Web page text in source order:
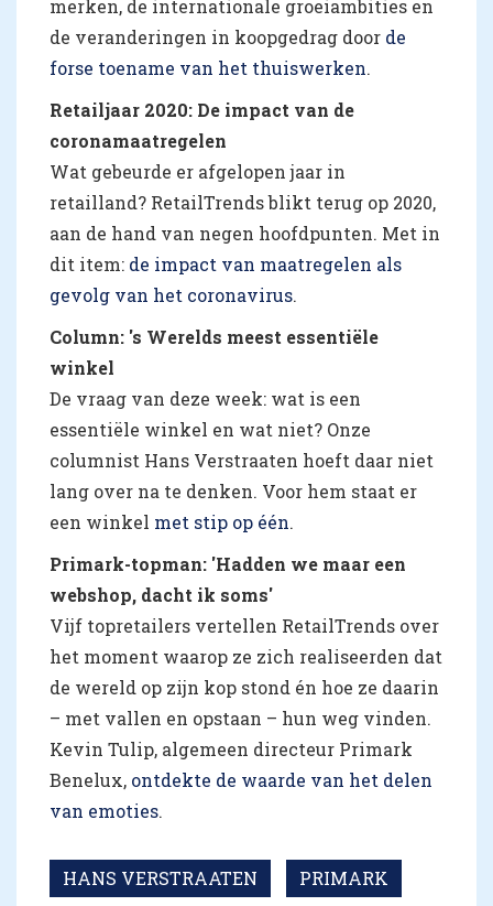
merken, de internationale groeiambities en
de veranderingen in koopgedrag door de
forse toename van het thuiswerken.
Retailjaar 2020: De impact van de
coronamaatregelen
Wat gebeurde er afgelopen jaar in
retailland? RetailTrends blikt terug op 2020,
aan de hand van negen hoofdpunten. Met in
dit item: de impact van maatregelen als
gevolg van het coronavirus.
Column: 's Werelds meest essentiële
winkel
De vraag van deze week: wat is een
essentiële winkel en wat niet? Onze
columnist Hans Verstraaten hoeft daar niet
lang over na te denken. Voor hem staat er
een winkel met stip op één.
Primark-topman: 'Hadden we maar een
webshop, dacht ik soms'
Vijf topretailers vertellen RetailTrends over
het moment waarop ze zich realiseerden dat
de wereld op zijn kop stond én hoe ze daarin
– met vallen en opstaan – hun weg vinden.
Kevin Tulip, algemeen directeur Primark
Benelux, ontdekte de waarde van het delen
van emoties.
HANS VERSTRAATEN PRIMARK